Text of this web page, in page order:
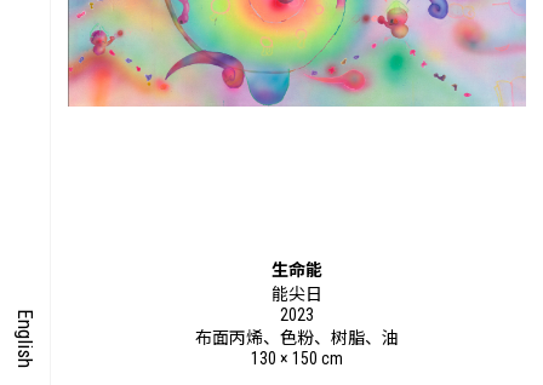
English
生命能
能尖日
2023
布面丙烯、色粉、树脂、油
130 × 150 cm